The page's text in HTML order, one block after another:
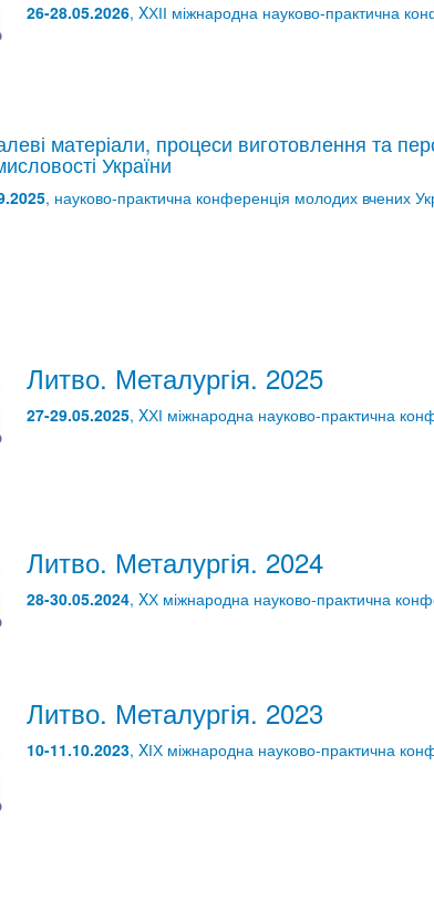
26-28.05.2026, XХІІ міжнародна науково-практична
матеріали, процеси виготовлення та
України
, науково-практична конференція молодих вчених
Литво. Металургія. 2025
27-29.05.2025, XХІ міжнародна науково-практична
Литво. Металургія. 2024
28-30.05.2024, XХ міжнародна науково-практична
Литво. Металургія. 2023
10-11.10.2023, XІХ міжнародна науково-практична